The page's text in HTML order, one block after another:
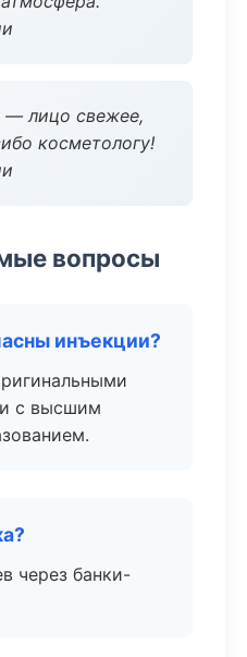
— лицо свежее,
косметологу!
вопросы
инъекции?
с высшим
через банки-